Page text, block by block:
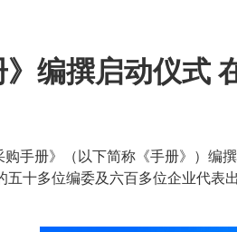
》编撰启动仪式
手册》（以下简称《手册》）
十多位编委及六百多位企业代表